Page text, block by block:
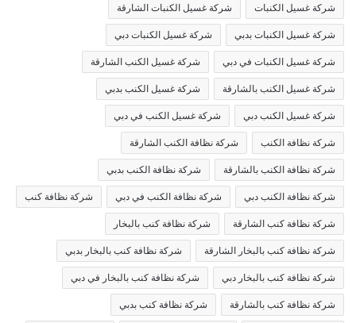
شركة غسيل الكنبات شركة غسيل الكنبات الشارقة
شركة غسيل الكنبات بدبي شركة غسيل الكنبات دبي
شركة غسيل الكنبات في دبي شركة غسيل الكنب الشارقة
شركة غسيل الكنب بالشارقة شركة غسيل الكنب بدبي
شركة غسيل الكنب دبي شركة غسيل الكنب في دبي
شركة نظافة الكنب شركة نظافة الكنب الشارقة
شركة نظافة الكنب بالشارقة شركة نظافة الكنب بدبي
شركة نظافة الكنب دبي شركة نظافة الكنب في دبي شركة نظافة كنب
شركة نظافة كنب الشارقة شركة نظافة كنب بالبخار
شركة نظافة كنب بالبخار الشارقة شركة نظافة كنب بالبخار بدبي
شركة نظافة كنب بالبخار دبي شركة نظافة كنب بالبخار في دبي
شركة نظافة كنب بالشارقة شركة نظافة كنب بدبي